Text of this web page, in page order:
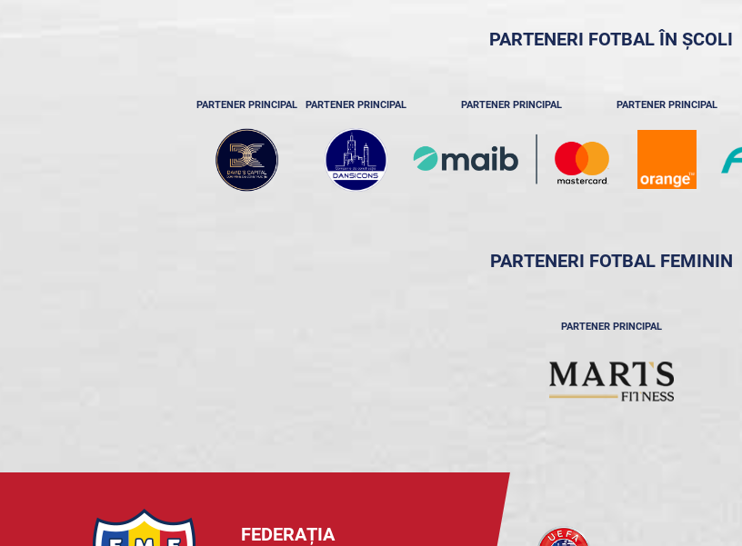
PARTENERI FOTBAL ÎN ȘCOLI
PARTENER PRINCIPAL PARTENER PRINCIPAL PARTENER PRINCIPAL PARTENER PRINCIPAL
PARTENERI FOTBAL FEMININ
PARTENER PRINCIPAL
FEDERAȚIA